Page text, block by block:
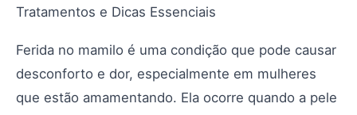
Tratamentos e Dicas Essenciais
Ferida no mamilo é uma condição que pode causar
desconforto e dor, especialmente em mulheres
que estão amamentando. Ela ocorre quando a pele